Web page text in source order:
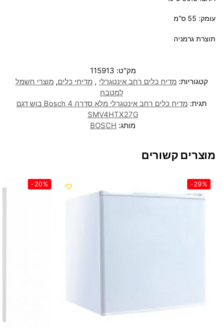
עומק: 55 ס”מ
תוצרת גרמניה
מק"ט: 115913
קטגוריות: מדיח כלים רחב אינטגרלי , מדיחי כלים, מוצרי חשמל
למטבח
תגית:
מדיח כלים רחב אינטגרלי מלא סדרה 4 Bosch בוש דגם
SMV4HTX27G
מותג: BOSCH
מוצרים קשורים
-29%
-20%